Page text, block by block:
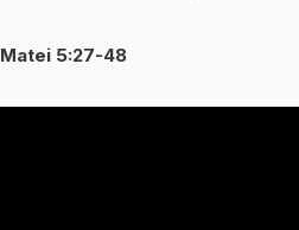
Matei 5:27-48